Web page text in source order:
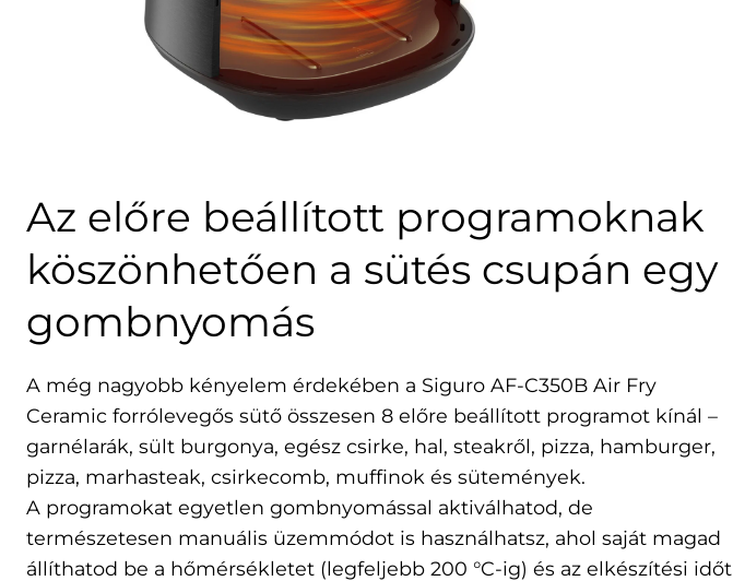
Az előre beállított programoknak
köszönhetően a sütés csupán egy
gombnyomás
A még nagyobb kényelem érdekében a Siguro AF-C350B Air Fry
Ceramic forrólevegős sütő összesen 8 előre beállított programot kínál –
garnélarák, sült burgonya, egész csirke, hal, steakről, pizza, hamburger,
pizza, marhasteak, csirkecomb, muffinok és sütemények.
A programokat egyetlen gombnyomással aktiválhatod, de
természetesen manuális üzemmódot is használhatsz, ahol saját magad
állíthatod be a hőmérsékletet (legfeljebb 200 °C-ig) és az elkészítési időt